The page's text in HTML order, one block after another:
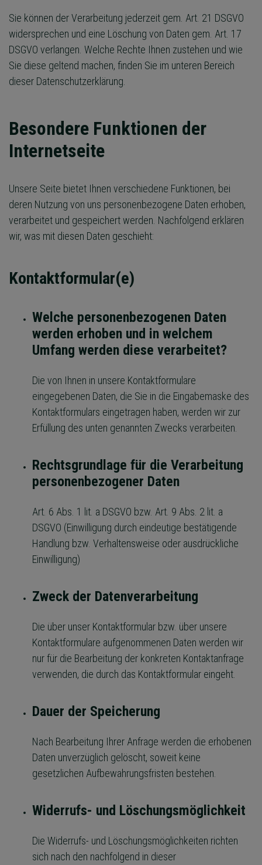
Sie können der Verarbeitung jederzeit gem. Art. 21 DSGVO
widersprechen und eine Löschung von Daten gem. Art. 17
DSGVO verlangen. Welche Rechte Ihnen zustehen und wie
Sie diese geltend machen, finden Sie im unteren Bereich
dieser Datenschutzerklärung.
Besondere Funktionen der
Internetseite
Unsere Seite bietet Ihnen verschiedene Funktionen, bei
deren Nutzung von uns personenbezogene Daten erhoben,
verarbeitet und gespeichert werden. Nachfolgend erklären
wir, was mit diesen Daten geschieht:
Kontaktformular(e)
Welche personenbezogenen Daten
werden erhoben und in welchem
Umfang werden diese verarbeitet?
Die von Ihnen in unsere Kontaktformulare
eingegebenen Daten, die Sie in die Eingabemaske des
Kontaktformulars eingetragen haben, werden wir zur
Erfüllung des unten genannten Zwecks verarbeiten.
Rechtsgrundlage für die Verarbeitung
personenbezogener Daten
Art. 6 Abs. 1 lit. a DSGVO bzw. Art. 9 Abs. 2 lit. a
DSGVO (Einwilligung durch eindeutige bestätigende
Handlung bzw. Verhaltensweise oder ausdrückliche
Einwilligung)
Zweck der Datenverarbeitung
Die über unser Kontaktformular bzw. über unsere
Kontaktformulare aufgenommenen Daten werden wir
nur für die Bearbeitung der konkreten Kontaktanfrage
verwenden, die durch das Kontaktformular eingeht.
Dauer der Speicherung
Nach Bearbeitung Ihrer Anfrage werden die erhobenen
Daten unverzüglich gelöscht, soweit keine
gesetzlichen Aufbewahrungsfristen bestehen.
Widerrufs- und Löschungsmöglichkeit
Die Widerrufs- und Löschungsmöglichkeiten richten
sich nach den nachfolgend in dieser